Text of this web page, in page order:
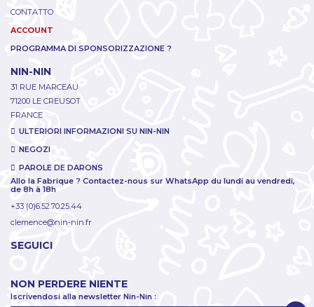
CONTATTO
ACCOUNT
PROGRAMMA DI SPONSORIZZAZIONE ?
NIN-NIN
31 RUE MARCEAU
71200 LE CREUSOT
FRANCE
ULTERIORI INFORMAZIONI SU NIN-NIN
NEGOZI
PAROLE DE DARONS
Allo la Fabrique ? Contactez-nous sur WhatsApp du lundi au vendredi,
de 8h à 18h
+33 (0)6.52.70.25.44
clemence@nin-nin.fr
SEGUICI
NON PERDERE NIENTE
Iscrivendosi alla newsletter Nin-Nin :